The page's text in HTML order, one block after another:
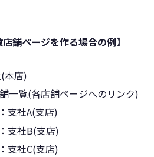
舗ページを作る場合の例】
本店)
一覧(各店舗ページへのリンク)
支社A(支店)
支社B(支店)
支社C(支店)